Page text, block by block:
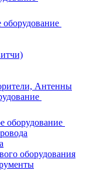
оборудование
Антенны
оборудование
оборудования